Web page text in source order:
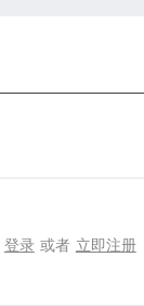
登录 或者 立即注册